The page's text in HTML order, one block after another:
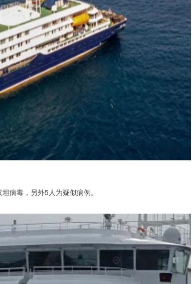
病毒，另外5人为疑似病例。